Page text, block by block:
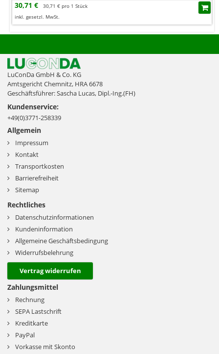
30,71 €
30,71 € pro 1 Stück
inkl. gesetzl. MwSt.
LuConDa GmbH & Co. KG
Amtsgericht Chemnitz, HRA 6678
Geschäftsführer: Sascha Lucas, Dipl.-Ing.(FH)
Kundenservice:
+49(0)3771-258339
Allgemein
Impressum
Kontakt
Transportkosten
Barrierefreiheit
Sitemap
Rechtliches
Datenschutzinformationen
Kundeninformation
Allgemeine Geschäftsbedingung
Widerrufsbelehrung
Vertrag widerrufen
Zahlungsmittel
Rechnung
SEPA Lastschrift
Kreditkarte
PayPal
Vorkasse mit Skonto